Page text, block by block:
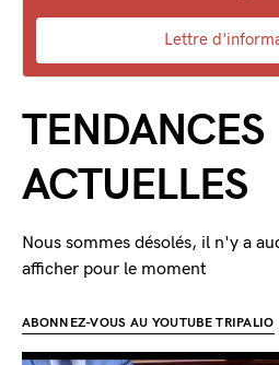
Lettre
TENDANCES
ACTUELLES
Nous sommes désolés, il n'y a
afficher pour le moment
ABONNEZ-VOUS AU YOUTUBE TRIPALIO